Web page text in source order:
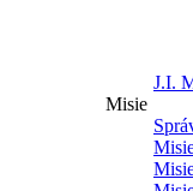
J.I.
Misie